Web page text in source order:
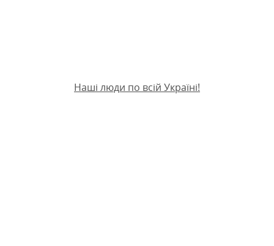
Наші люди по всій Україні!